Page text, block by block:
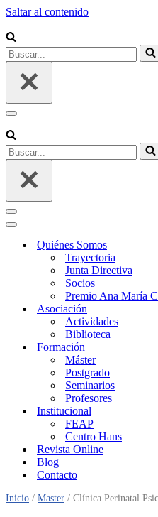
Saltar al contenido
Buscar...
Menú
de
navegación
Buscar...
Menú
de
navegación
Menú
navegaciónQuiénes Somos
Trayectoria
Junta Directiva
Socios
Premio Ana María
Asociación
Actividades
Biblioteca
Formación
Máster
Postgrado
Seminarios
Profesores
Institucional
FEAP
Centro Hans
Revista Online
Blog
Contacto
Inicio / Master / Clínica Perinatal